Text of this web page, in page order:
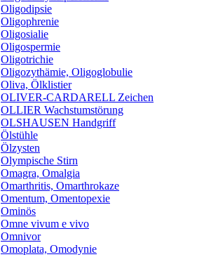
Oligodipsie
Oligophrenie
Oligosialie
Oligospermie
Oligotrichie
Oligozythämie, Oligoglobulie
Oliva, Ölklistier
OLIVER-CARDARELL Zeichen
OLLIER Wachstumstörung
OLSHAUSEN Handgriff
Ölstühle
Ölzysten
Olympische Stirn
Omagra, Omalgia
Omarthritis, Omarthrokaze
Omentum, Omentopexie
Ominös
Omne vivum e vivo
Omnivor
Omoplata, Omodynie